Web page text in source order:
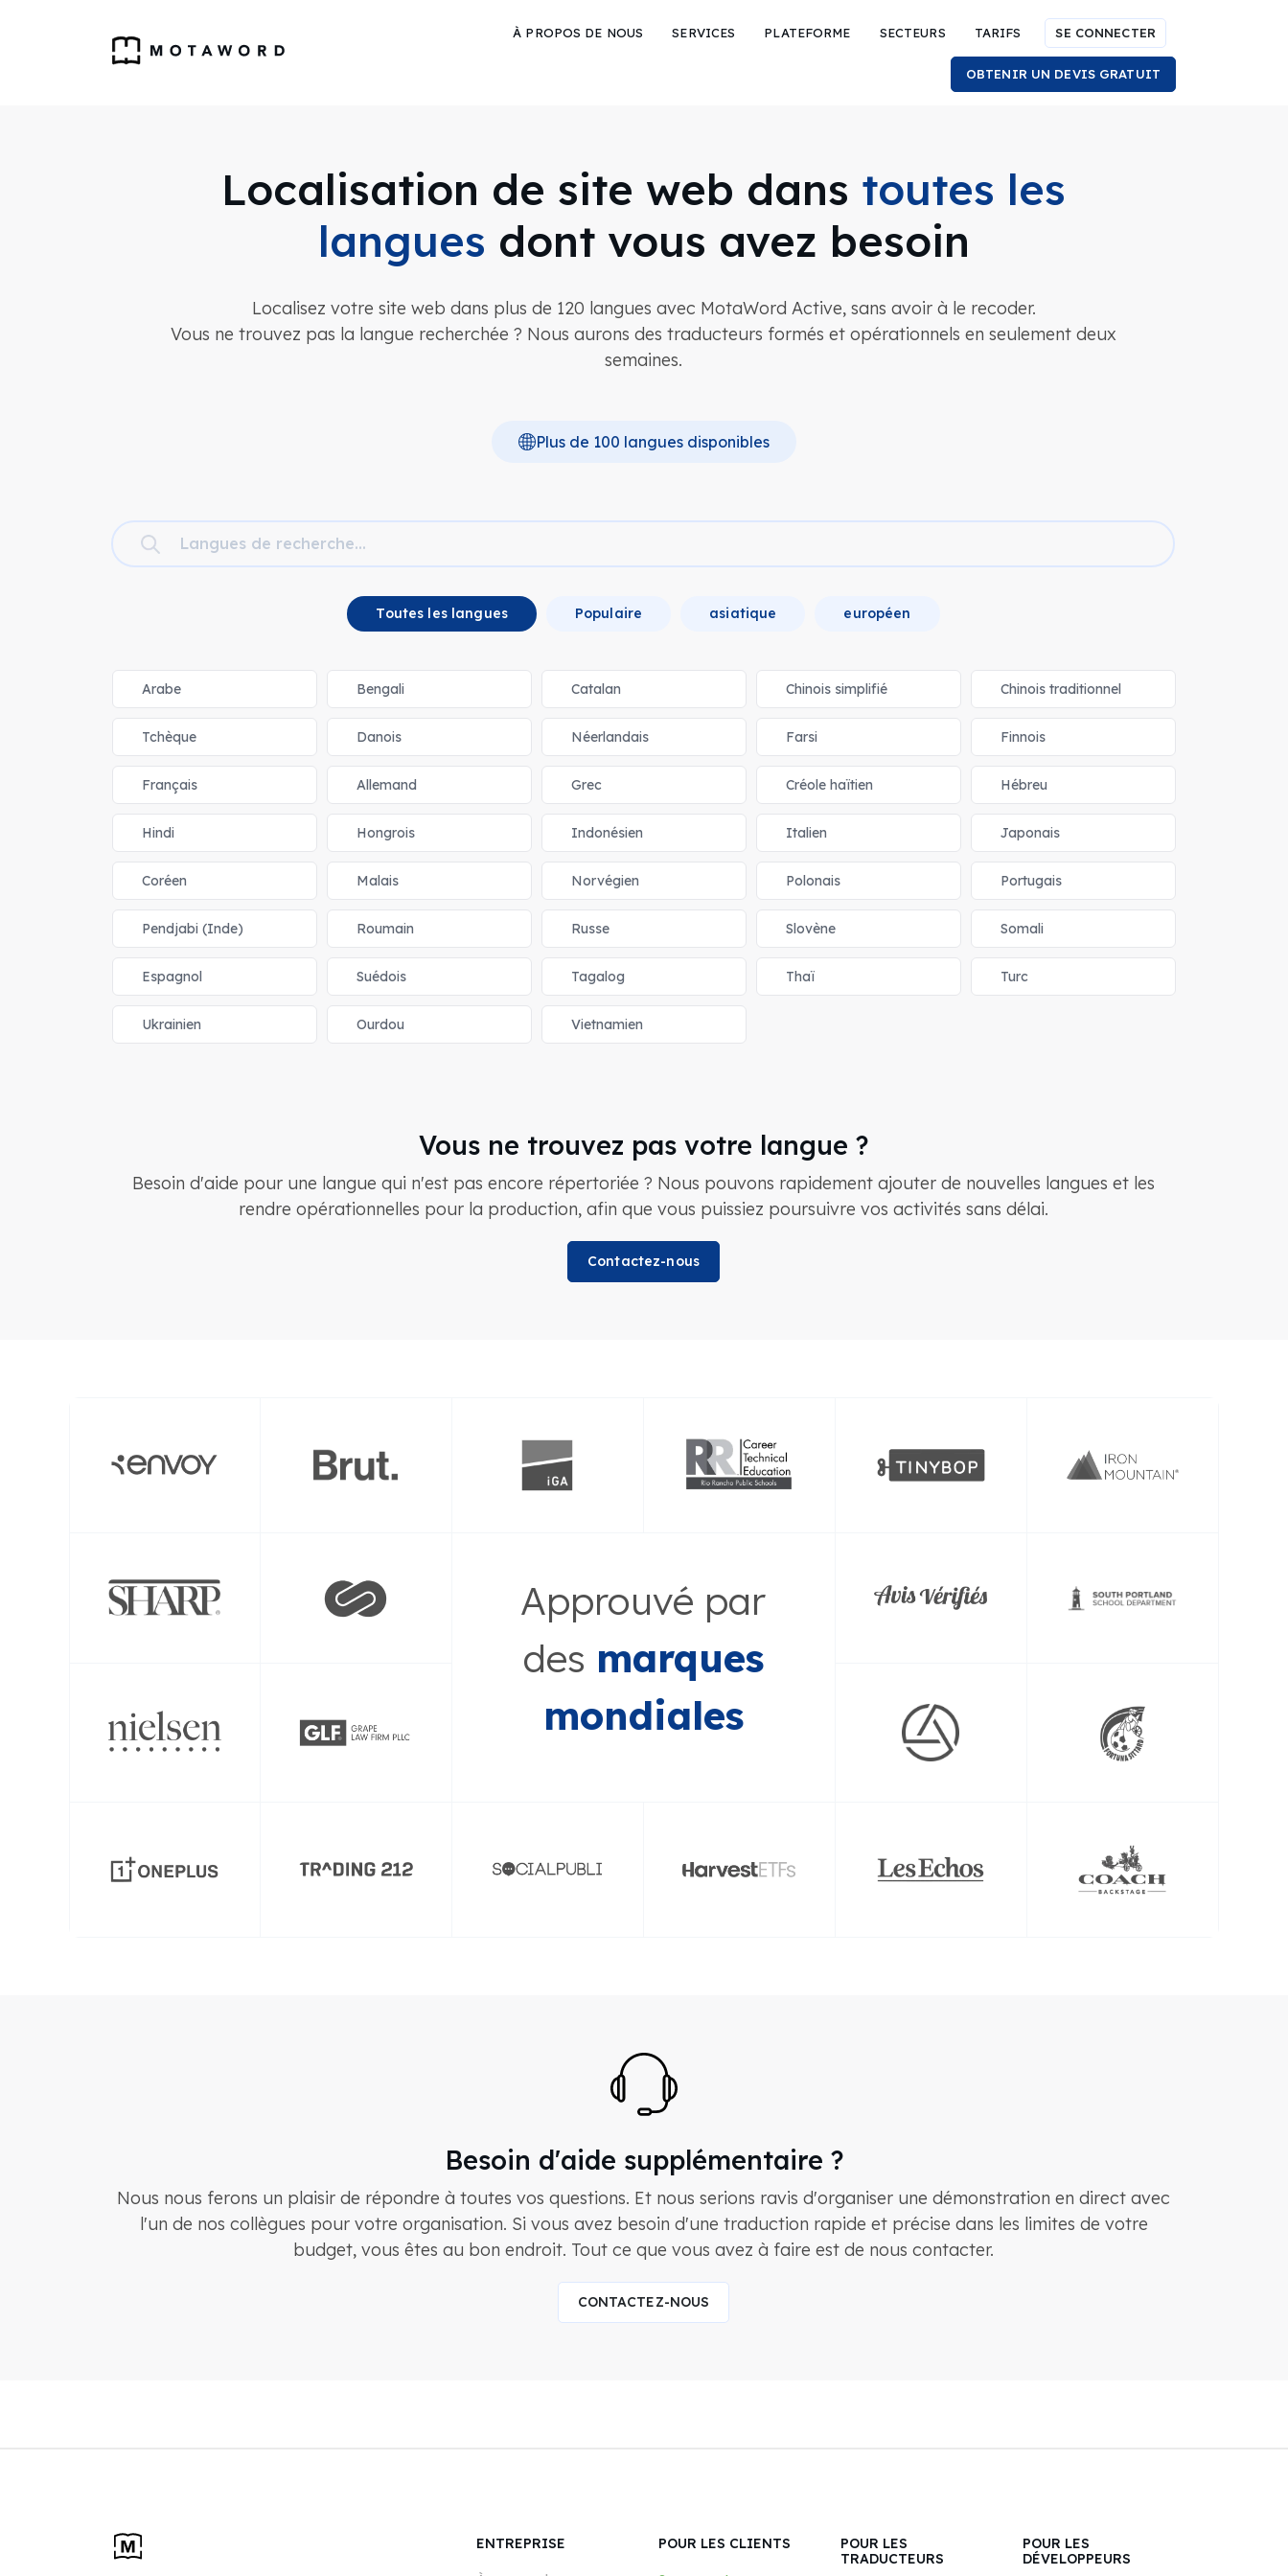
À PROPOS DE NOUS SERVICES PLATEFORME SECTEURS TARIFS SE CONNECTER
OBTENIR UN DEVIS GRATUIT
Localisation de site web dans toutes les
langues dont vous avez besoin
Localisez votre site web dans plus de 120 langues avec MotaWord Active, sans avoir à le recoder.
Vous ne trouvez pas la langue recherchée ? Nous aurons des traducteurs formés et opérationnels en seulement deux
semaines.
Plus de 100 langues disponibles
Toutes les langues Populaire asiatique européen
Arabe Bengali Catalan Chinois simplifié Chinois traditionnel
Tchèque Danois Néerlandais Farsi Finnois
Français Allemand Grec Créole haïtien Hébreu
Hindi Hongrois Indonésien Italien Japonais
Coréen Malais Norvégien Polonais Portugais
Pendjabi (Inde) Roumain Russe Slovène Somali
Espagnol Suédois Tagalog Thaï Turc
Ukrainien Ourdou Vietnamien
Vous ne trouvez pas votre langue ?
Besoin d'aide pour une langue qui n'est pas encore répertoriée ? Nous pouvons rapidement ajouter de nouvelles langues et les
rendre opérationnelles pour la production, afin que vous puissiez poursuivre vos activités sans délai.
Contactez-nous
Approuvé par
des marques
mondiales
Besoin d'aide supplémentaire ?
Nous nous ferons un plaisir de répondre à toutes vos questions. Et nous serions ravis d'organiser une démonstration en direct avec
l'un de nos collègues pour votre organisation. Si vous avez besoin d'une traduction rapide et précise dans les limites de votre
budget, vous êtes au bon endroit. Tout ce que vous avez à faire est de nous contacter.
CONTACTEZ-NOUS
ENTREPRISE POUR LES CLIENTS
POUR LES
TRADUCTEURS
POUR LES
DÉVELOPPEURS